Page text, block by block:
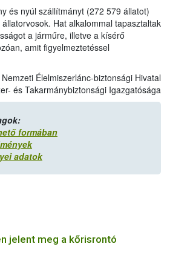
és nyúl szállítmányt (272 579 állatot)
Hat alkalommal tapasztaltak
a járműre, illetve a kísérő
amit figyelmeztetéssel
Nemzeti Élelmiszerlánc-biztonsági Hivatal
és Takarmánybiztonsági Igazgatósága
formában
adatok
jelent meg a kőrisrontó